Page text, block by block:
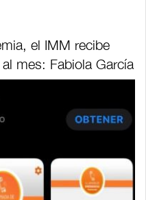
el IMM recibe
mes: Fabiola García